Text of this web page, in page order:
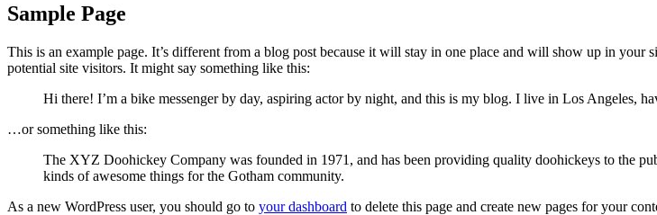
Sample Page
This is an example page. It’s different from a blog post because it will stay in one place and will show up in
potential site visitors. It might say something like this:
Hi there! I’m a bike messenger by day, aspiring actor by night, and this is my blog. I live in Los Angeles,
…or something like this:
The XYZ Doohickey Company was founded in 1971, and has been providing quality doohickeys to the
kinds of awesome things for the Gotham community.
As a new WordPress user, you should go to your dashboard to delete this page and create new pages for your